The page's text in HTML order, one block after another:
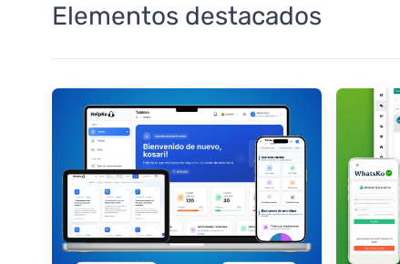
Elementos destacados